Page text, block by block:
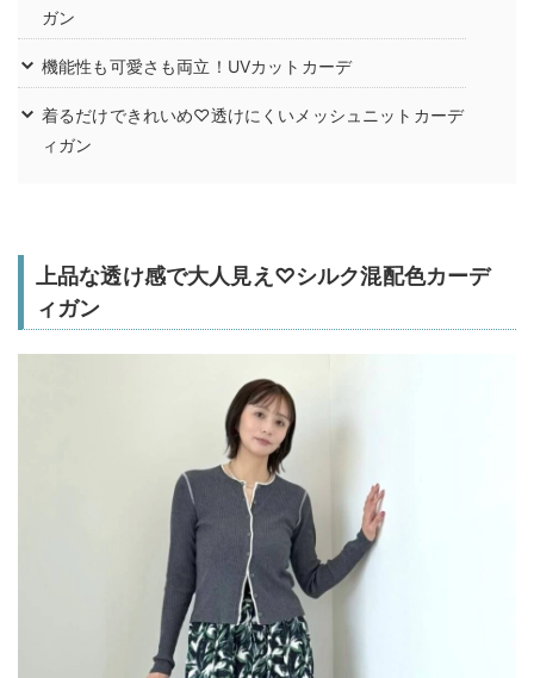
ガン
機能性も可愛さも両立！UVカットカーデ
着るだけできれいめ♡透けにくいメッシュニットカーデ
ィガン
上品な透け感で大人見え♡シルク混配色カーデ
ィガン